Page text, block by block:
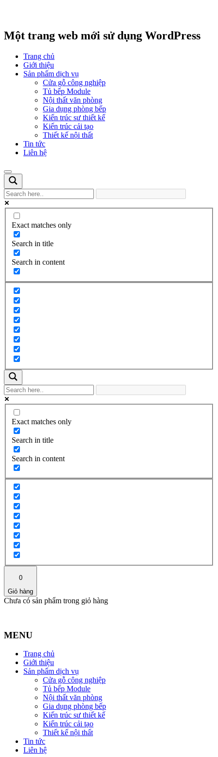
Một trang web mới sử dụng WordPress
Trang chủ
Giới thiệu
Sản phẩm dịch vụ
Cửa gỗ công nghiệp
Tủ bếp Module
Nội thất văn phòng
Gia dụng phòng bếp
Kiến trúc sư thiết kế
Kiến trúc cải tạo
Thiết kế nội thất
Tin tức
Liên hệ
Exact matches only
Search in title
Search in content
Exact matches only
Search in title
Search in content
0
Giỏ hàng
Chưa có sản phẩm trong giỏ hàng
MENU
Trang chủ
Giới thiệu
Sản phẩm dịch vụ
Cửa gỗ công nghiệp
Tủ bếp Module
Nội thất văn phòng
Gia dụng phòng bếp
Kiến trúc sư thiết kế
Kiến trúc cải tạo
Thiết kế nội thất
Tin tức
Liên hệ